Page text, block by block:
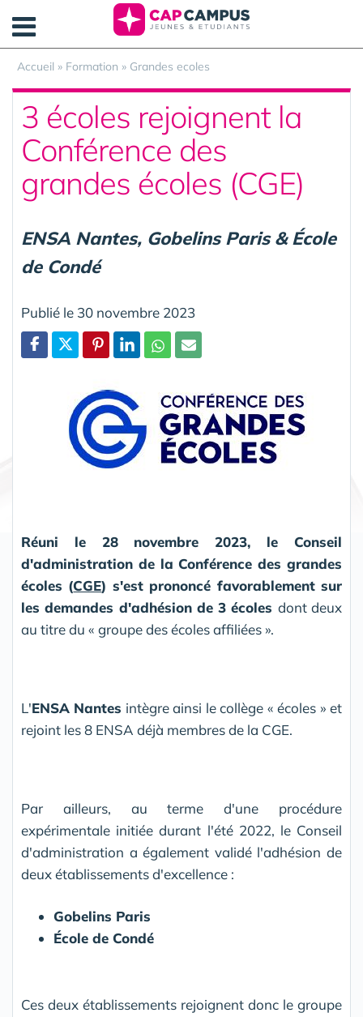
Accueil » Formation » Grandes ecoles
3 écoles rejoignent la
Conférence des
grandes écoles (CGE)
ENSA Nantes, Gobelins Paris & École
de Condé
Publié le 30 novembre 2023
Réuni le 28 novembre 2023, le Conseil
d'administration de la Conférence des grandes
écoles (CGE) s'est prononcé favorablement sur
les demandes d'adhésion de 3 écoles dont deux
au titre du « groupe des écoles affiliées ».
L'ENSA Nantes intègre ainsi le collège « écoles » et
rejoint les 8 ENSA déjà membres de la CGE.
Par ailleurs, au terme d'une procédure
expérimentale initiée durant l'été 2022, le Conseil
d'administration a également validé l'adhésion de
deux établissements d'excellence :
Gobelins Paris
École de Condé
Ces deux établissements rejoignent donc le groupe
Panneau de gestion des cookies